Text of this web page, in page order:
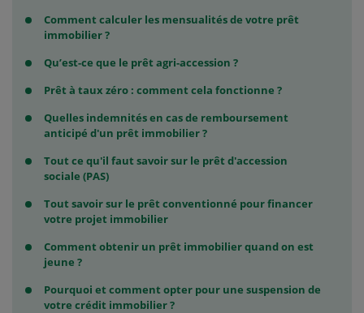
Comment calculer les mensualités de votre prêt
immobilier ?
Qu’est-ce que le prêt agri-accession ?
Prêt à taux zéro : comment cela fonctionne ?
Quelles indemnités en cas de remboursement
anticipé d'un prêt immobilier ?
Tout ce qu'il faut savoir sur le prêt d'accession
sociale (PAS)
Tout savoir sur le prêt conventionné pour financer
votre projet immobilier
Comment obtenir un prêt immobilier quand on est
jeune ?
Pourquoi et comment opter pour une suspension de
votre crédit immobilier ?